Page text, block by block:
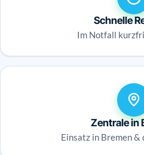
Schnelle
Im Notfall
Zentrale in
Einsatz in Bremen